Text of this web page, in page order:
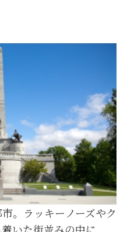
。ラッキーノーズやク
いた街並みの中に